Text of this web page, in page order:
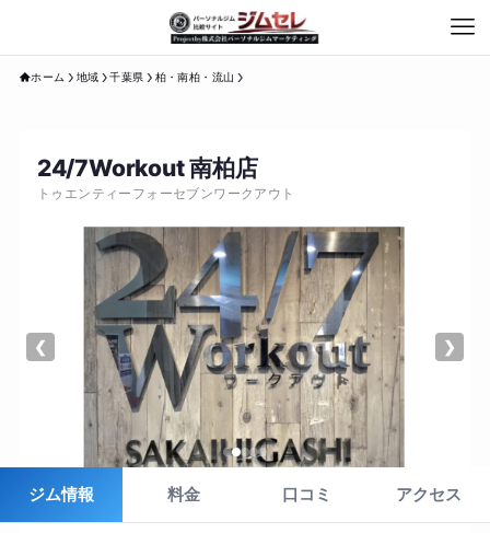
ホーム 地域 千葉県 柏・南柏・流山
24/7Workout 南柏店
トゥエンティーフォーセブンワークアウト
❮ ❯
ジム情報 料金 口コミ アクセス